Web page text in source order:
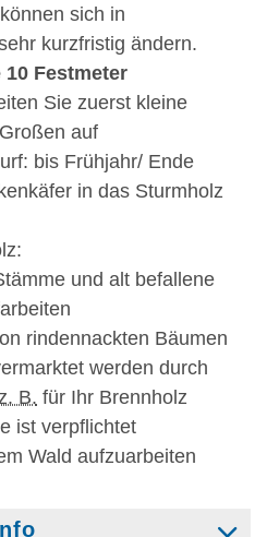
sich in
kurzfristig ändern.
Festmeter
Sie zuerst kleine
auf
bis Frühjahr/ Ende
in das Sturmholz
und alt befallene
rindennackten Bäumen
werden durch
B. für Ihr Brennholz
ist verpflichtet
Wald aufzuarbeiten